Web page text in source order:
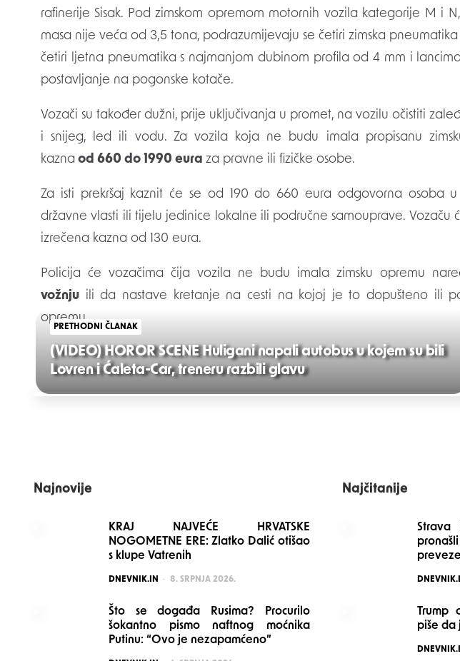
rafinerije Sisak. Pod zimskom opremom motornih vozila kategorije M i
masa nije veća od 3,5 tona, podrazumijevaju se četiri zimska pneumatika
četiri ljetna pneumatika s najmanjom dubinom profila od 4 mm i
postavljanje na pogonske kotače.
Vozači su također dužni, prije uključivanja u promet, na vozilu očistiti
i snijeg, led ili vodu. Za vozila koja ne budu imala propisanu
kazna od 660 do 1990 eura za pravne ili fizičke osobe.
Za isti prekršaj kaznit će se od 190 do 660 eura odgovorna osoba
državne vlasti ili tijelu jedinice lokalne ili područne samouprave. Vozaču
izrečena kazna od 130 eura.
Policija će vozačima čija vozila ne budu imala zimsku opremu
vožnju ili da nastave kretanje na cesti na kojoj je to dopušteno ili
opremu.
Post
PRETHODNI ČLANAK
(VIDEO) HOROR SCENE Huligani napali autobus u kojem su bili
Lovren i Ćaleta-Car, treneru razbili glavu
Najnovije
KRAJ NAJVEĆE HRVATSKE
NOGOMETNE ERE: Zlatko Dalić otišao
s klupe Vatrenih
POSTED
DNEVNIK.IN 8. SRPNJA 2026.
Što se događa Rusima? Procurilo
šokantno pismo naftnog moćnika
Putinu: “Ovo je nezapamćeno”
Najčitanije
Strava
POSTED
Trump
piše da
POSTED